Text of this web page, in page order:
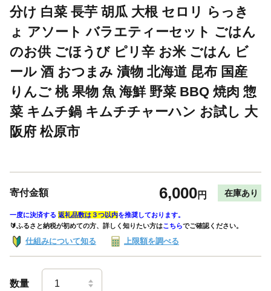
分け 白菜 長芋 胡瓜 大根 セロリ らっき
ょ アソート バラエティーセット ごはん
のお供 ごほうび ピリ辛 お米 ごはん ビ
ール 酒 おつまみ 漬物 北海道 昆布 国産
りんご 桃 果物 魚 海鮮 野菜 BBQ 焼肉 惣
菜 キムチ鍋 キムチチャーハン お試し 大
阪府 松原市
寄付金額 6,000円 在庫あり
一度に決済する 返礼品数は３つ以内を推奨しております。
🔰ふるさと納税が初めての方、詳しく知りたい方はこちらでご確認ください。
仕組みについて知る 上限額を調べる
数量